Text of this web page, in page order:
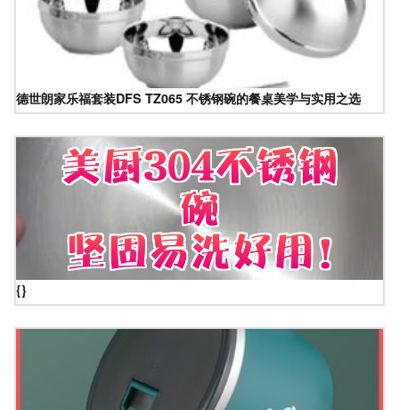
德世朗家乐福套装DFS TZ065 不锈钢碗的餐桌美学与实用之选
{}